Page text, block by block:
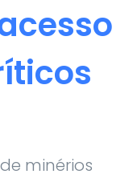
minérios